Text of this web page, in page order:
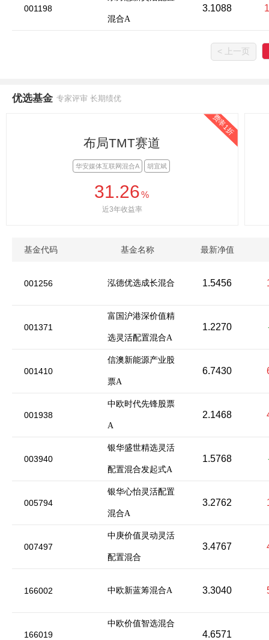
001198
混合A
3.1088
< 上一页
优选基金 专家评审 长期绩优
费率1折
布局TMT赛道
华安媒体互联网混合A 胡宜斌
31.26%
近3年收益率
基金代码 基金名称 最新净值
001256 泓德优选成长混合 1.5456
001371
富国沪港深价值精
选灵活配置混合A
1.2270
001410
信澳新能源产业股
票A
6.7430
001938
中欧时代先锋股票
A
2.1468
003940
银华盛世精选灵活
配置混合发起式A
1.5768
005794
银华心怡灵活配置
混合A
3.2762
007497
中庚价值灵动灵活
配置混合
3.4767
166002 中欧新蓝筹混合A 3.3040
166019
中欧价值智选混合
4.6571